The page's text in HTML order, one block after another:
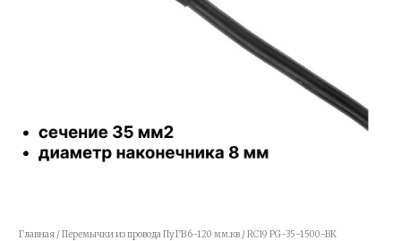
Главная /Перемычки из провода ПуГВ 6-120 мм.кв / RC19 PG-35-1500-BK